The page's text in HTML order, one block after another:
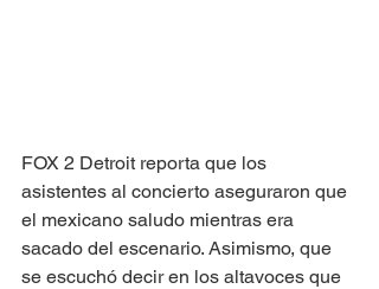
FOX 2 Detroit reporta que los
asistentes al concierto aseguraron que
el mexicano saludo mientras era
sacado del escenario. Asimismo, que
se escuchó decir en los altavoces que